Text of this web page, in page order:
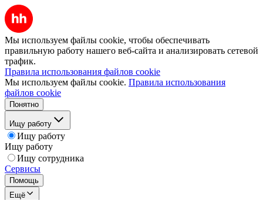
Мы используем файлы cookie, чтобы обеспечивать
правильную работу нашего веб-сайта и анализировать сетевой
трафик.
Правила использования файлов cookie
Мы используем файлы cookie. Правила использования
файлов cookie
Понятно
Ищу работу
Ищу работу
Ищу работу
Ищу сотрудника
Сервисы
Помощь
Ещё